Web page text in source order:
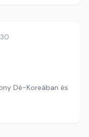
Dé-Koreában és